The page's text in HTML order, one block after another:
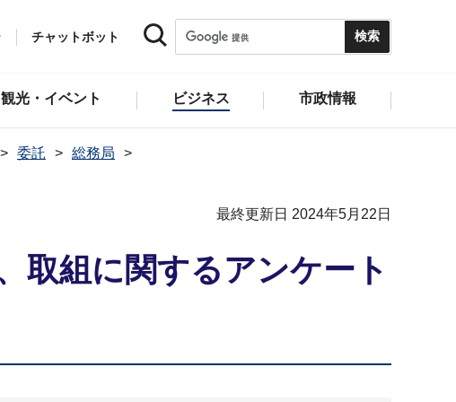
チャットボット
観光・イベント ビジネス 市政情報
委託
総務局
最終更新日 2024年5月22日
取組に関するアンケート